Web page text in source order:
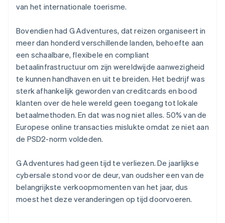
van het internationale toerisme.
Bovendien had G Adventures, dat reizen organiseert in
meer dan honderd verschillende landen, behoefte aan
een schaalbare, flexibele en compliant
betaalinfrastructuur om zijn wereldwijde aanwezigheid
te kunnen handhaven en uit te breiden. Het bedrijf was
sterk afhankelijk geworden van creditcards en bood
klanten over de hele wereld geen toegang tot lokale
betaalmethoden. En dat was nog niet alles. 50% van de
Europese online transacties mislukte omdat ze niet aan
de PSD2-norm voldeden.
G Adventures had geen tijd te verliezen. De jaarlijkse
cybersale stond voor de deur, van oudsher een van de
belangrijkste verkoopmomenten van het jaar, dus
moest het deze veranderingen op tijd doorvoeren.